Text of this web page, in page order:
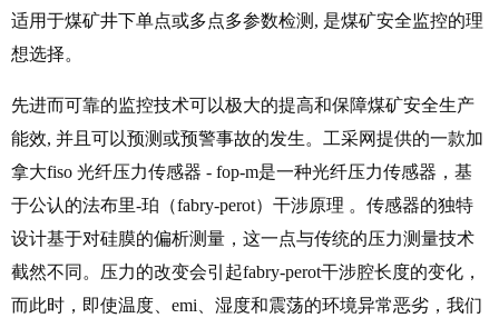
适用于煤矿井下单点或多点多参数检测, 是煤矿安全监控的理
想选择。
先进而可靠的监控技术可以极大的提高和保障煤矿安全生产
能效, 并且可以预测或预警事故的发生。工采网提供的一款加
拿大fiso 光纤压力传感器 - fop-m是一种光纤压力传感器，基
于公认的法布里-珀（fabry-perot）干涉原理 。传感器的独特
设计基于对硅膜的偏析测量，这一点与传统的压力测量技术
截然不同。压力的改变会引起fabry-perot干涉腔长度的变化，
而此时，即使温度、emi、湿度和震荡的环境异常恶劣，我们